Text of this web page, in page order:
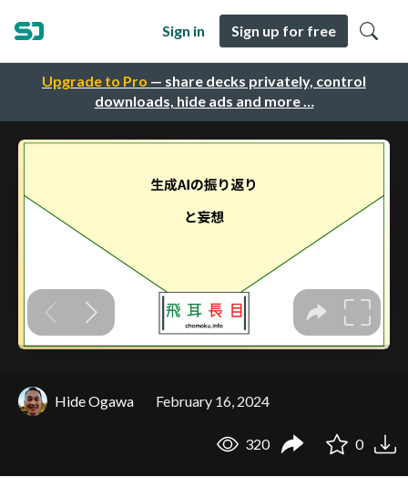
Upgrade to Pro — share decks privately, control
downloads, hide ads and more …
Sign in Sign up for free
Hide Ogawa February 16, 2024
320 0